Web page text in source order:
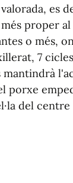
es
proper
o més,
7
mantindrà
porxe
del centre